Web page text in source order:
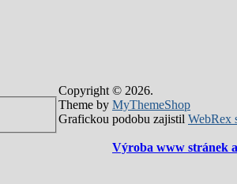
Copyright © 2026.
Theme by MyThemeShop
Grafickou podobu zajistil WebRex
Výroba www stránek